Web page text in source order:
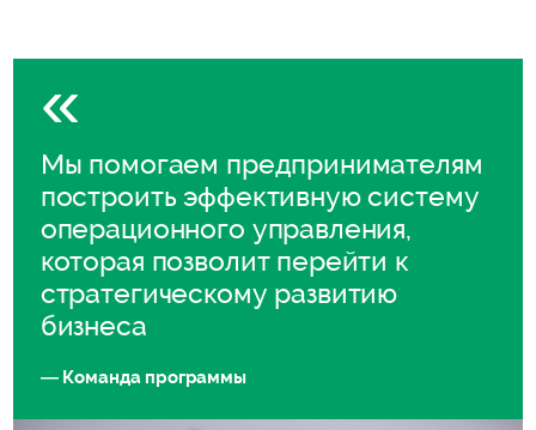
Мы помогаем предпринимателям
построить эффективную систему
операционного управления,
которая позволит перейти к
стратегическому развитию
бизнеса
— Команда программы